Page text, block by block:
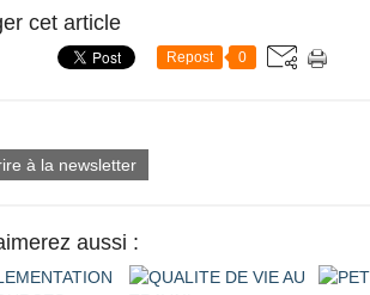
cet article
Repost 0
à la newsletter
aussi :